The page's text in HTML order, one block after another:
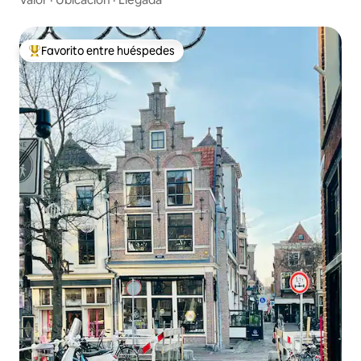
De los mejores en Favorito entre huéspedes
Favorito entre huéspedes